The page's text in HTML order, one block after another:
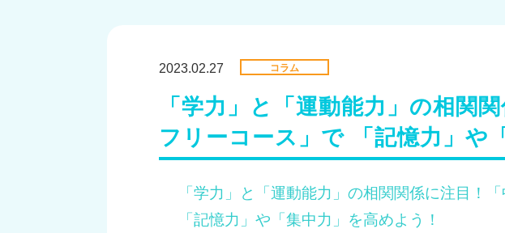
2023.02.27 コラム
「学力」と「運動能力」の相関
フリーコース」で 「記憶力」や
「学力」と「運動能力」の相関関係に注目！
「記憶力」や「集中力」を高めよう！